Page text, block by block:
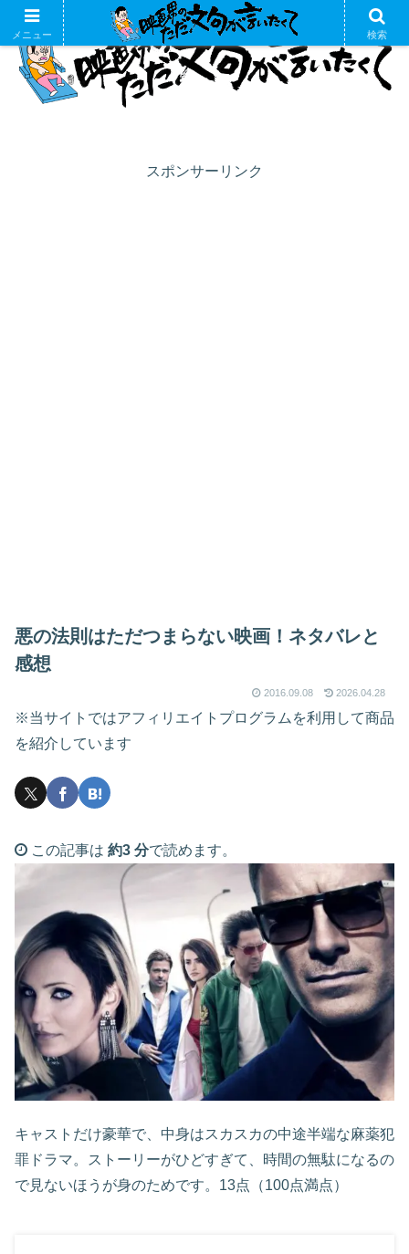
スポンサーリンク
悪の法則はただつまらない映画！ネタバレと
感想
2016.09.08 2026.04.28
※当サイトではアフィリエイトプログラムを利用して商品
を紹介しています
この記事は 約3 分で読めます。
キャストだけ豪華で、中身はスカスカの中途半端な麻薬犯
罪ドラマ。ストーリーがひどすぎて、時間の無駄になるの
で見ないほうが身のためです。13点（100点満点）
メニュー 検索